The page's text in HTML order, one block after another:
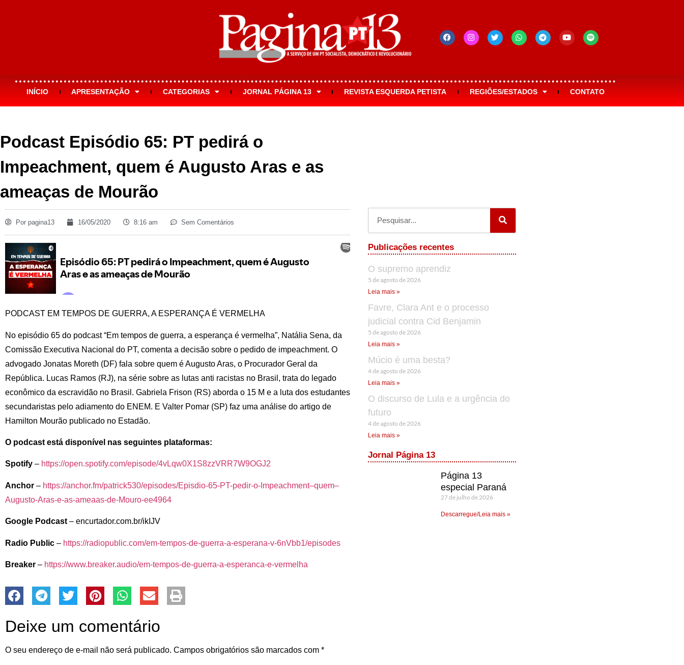
INÍCIO APRESENTAÇÃO CATEGORIAS JORNAL PÁGINA 13 REVISTA ESQUERDA PETISTA REGIÕES/ESTADOS CONTATO
Podcast Episódio 65: PT pedirá o
Impeachment, quem é Augusto Aras e as
ameaças de Mourão
Por pagina13 16/05/2020 8:16 am Sem Comentários
PODCAST EM TEMPOS DE GUERRA, A ESPERANÇA É VERMELHA
No episódio 65 do podcast “Em tempos de guerra, a esperança é vermelha”, Natália Sena, da
Comissão Executiva Nacional do PT, comenta a decisão sobre o pedido de impeachment. O
advogado Jonatas Moreth (DF) fala sobre quem é Augusto Aras, o Procurador Geral da
República. Lucas Ramos (RJ), na série sobre as lutas anti racistas no Brasil, trata do legado
econômico da escravidão no Brasil. Gabriela Frison (RS) aborda o 15 M e a luta dos estudantes
secundaristas pelo adiamento do ENEM. E Valter Pomar (SP) faz uma análise do artigo de
Hamilton Mourão publicado no Estadão.
O podcast está disponível nas seguintes plataformas:
Spotify – https://open.spotify.com/episode/4vLqw0X1S8zzVRR7W9OGJ2
Anchor – https://anchor.fm/patrick530/episodes/Episdio-65-PT-pedir-o-Impeachment–quem–
Augusto-Aras-e-as-ameaas-de-Mouro-ee4964
Google Podcast – encurtador.com.br/ikIJV
Radio Public – https://radiopublic.com/em-tempos-de-guerra-a-esperana-v-6nVbb1/episodes
Breaker – https://www.breaker.audio/em-tempos-de-guerra-a-esperanca-e-vermelha
Deixe um comentário
O seu endereço de e-mail não será publicado. Campos obrigatórios são marcados com *
Publicações recentes
O supremo aprendiz
5 de agosto de 2026
Leia mais »
Favre, Clara Ant e o processo
judicial contra Cid Benjamin
5 de agosto de 2026
Leia mais »
Múcio é uma besta?
4 de agosto de 2026
Leia mais »
O discurso de Lula e a urgência do
futuro
4 de agosto de 2026
Leia mais »
Jornal Página 13
Página 13
especial Paraná
27 de julho de 2026
Descarregue/Leia mais »